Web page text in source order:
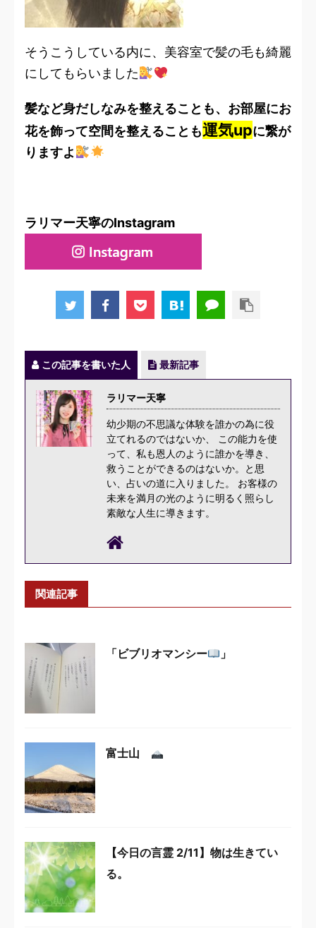
そうこうしている内に、美容室で髪の毛も綺麗
にしてもらいました
髪など身だしなみを整えることも、お部屋にお
花を飾って空間を整えることも運気upに繋が
りますよ
ラリマー天寧のInstagram
この記事を書いた人 最新記事
ラリマー天寧
幼少期の不思議な体験を誰かの為に役
立てれるのではないか、 この能力を使
って、私も恩人のように誰かを導き、
救うことができるのはないか。と思
い、占いの道に入りました。 お客様の
未来を満月の光のように明るく照らし
素敵な人生に導きます。
関連記事
「ビブリオマンシー 」
富士山
【今日の言霊 2/11】物は生きてい
る。